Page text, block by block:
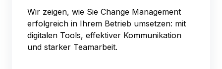
Wir zeigen, wie Sie Change Management
erfolgreich in Ihrem Betrieb umsetzen: mit
digitalen Tools, effektiver Kommunikation
und starker Teamarbeit.